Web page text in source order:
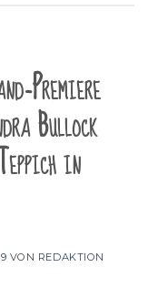
Premiere
Bullock
in
VON REDAKTION